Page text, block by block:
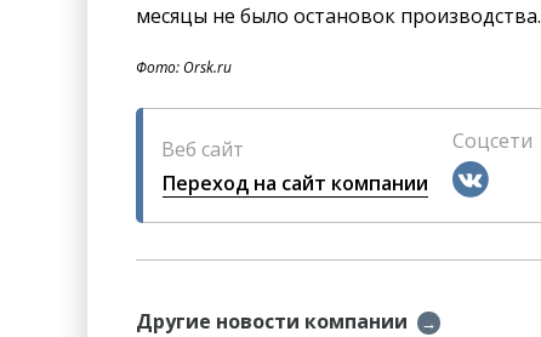
месяцы не было остановок производства.
Фото: Orsk.ru
Веб сайт
Переход на сайт компании
Соцсети
Другие новости компании →